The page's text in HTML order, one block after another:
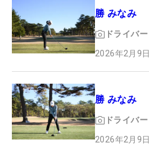
勝 みなみ
ドライバー
2026年2月9日
勝 みなみ
ドライバー
2026年2月9日